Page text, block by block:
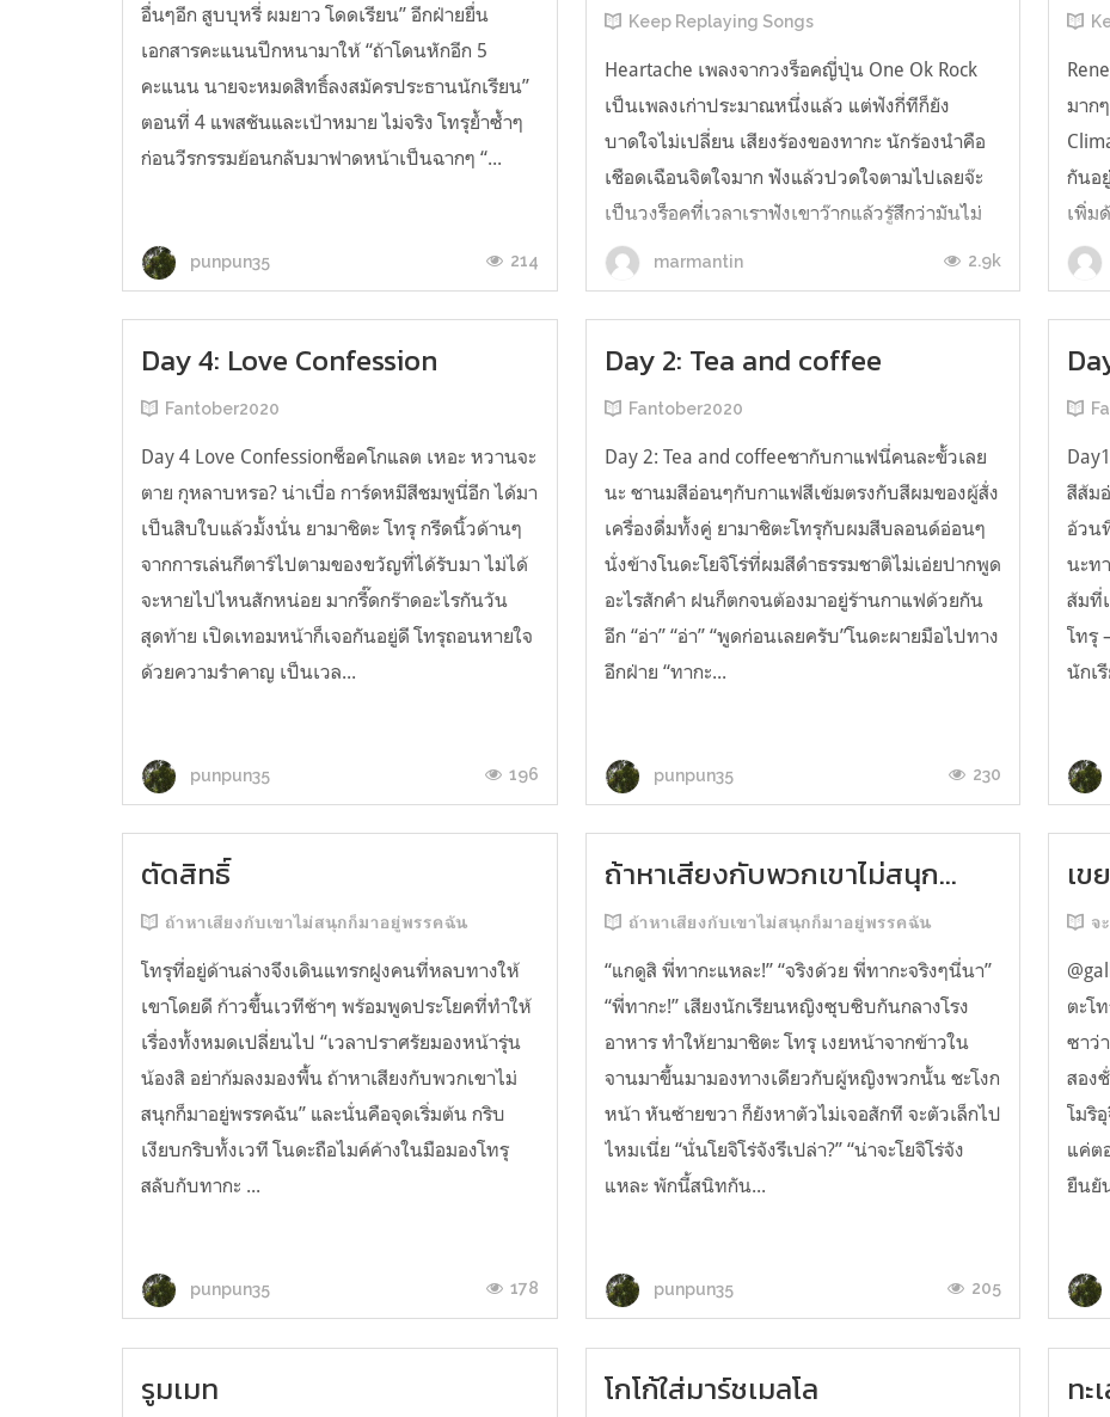
อื่นๆอีก สูบบุหรี่ ผมยาว โดดเรียน” อีกฝ่ายยื่น
เอกสารคะแนนปึกหนามาให้ “ถ้าโดนหักอีก 5
คะแนน นายจะหมดสิทธิ์ลงสมัครประธานนักเรียน”
ตอนที่ 4 แพสชันและเป้าหมาย ไม่จริง โทรุย้ำซ้ำๆ
ก่อนวีรกรรมย้อนกลับมาฟาดหน้าเป็นฉากๆ “...
punpun35 214
Keep Replaying Songs
Heartache เพลงจากวงร็อคญี่ปุ่น One Ok Rock
เป็นเพลงเก่าประมาณหนึ่งแล้ว แต่ฟังกี่ทีก็ยัง
บาดใจไม่เปลี่ยน เสียงร้องของทากะ นักร้องนำคือ
เชือดเฉือนจิตใจมาก ฟังแล้วปวดใจตามไปเลยจ๊ะ
เป็นวงร็อคที่เวลาเราฟังเขาว๊ากแล้วรู้สึกว่ามันไม่
หนวกหูอะ ให้ความรู้สึกเหมือนเวลาเราฟังวง
Linkin Park ร้องเพลงเลย เราว่าเพลงข...
marmantin 2.9k
มาก
กันอ
เพิ่ม
เกี่ย
เรื่อ
Day 4: Love Confession
Fantober2020
Day 4 Love Confessionช็อคโกแลต เหอะ หวานจะ
ตาย กุหลาบหรอ? น่าเบื่อ การ์ดหมีสีชมพูนี่อีก ได้มา
เป็นสิบใบแล้วมั้งนั่น ยามาชิตะ โทรุ กรีดนิ้วด้านๆ
จากการเล่นกีตาร์ไปตามของขวัญที่ได้รับมา ไม่ได้
จะหายไปไหนสักหน่อย มากรี๊ดกร๊าดอะไรกันวัน
สุดท้าย เปิดเทอมหน้าก็เจอกันอยู่ดี โทรุถอนหายใจ
ด้วยความรำคาญ เป็นเวล...
punpun35 196
Day 2: Tea and coffee
Fantober2020
Day 2: Tea and coffeeชากับกาแฟนี่คนละขั้วเลย
นะ ชานมสีอ่อนๆกับกาแฟสีเข้มตรงกับสีผมของผู้สั่ง
เครื่องดื่มทั้งคู่ ยามาชิตะโทรุกับผมสีบลอนด์อ่อนๆ
นั่งข้างโนดะโยจิโร่ที่ผมสีดำธรรมชาติไม่เอ่ยปากพูด
อะไรสักคำ ฝนก็ตกจนต้องมาอยู่ร้านกาแฟด้วยกัน
อีก “อ่า” “อ่า” “พูดก่อนเลยครับ”โนดะผายมือไปทาง
อีกฝ่าย “ทากะ...
punpun35 230
สีส้ม
อ้วน
นะท
ส้มที่
โทรุ
นักเ
ตัดสิทธิ์
ถ้าหาเสียงกับเขาไม่สนุกก็มาอยู่พรรคฉัน
โทรุที่อยู่ด้านล่างจึงเดินแทรกฝูงคนที่หลบทางให้
เขาโดยดี ก้าวขึ้นเวทีช้าๆ พร้อมพูดประโยคที่ทำให้
เรื่องทั้งหมดเปลี่ยนไป “เวลาปราศรัยมองหน้ารุ่น
น้องสิ อย่าก้มลงมองพื้น ถ้าหาเสียงกับพวกเขาไม่
สนุกก็มาอยู่พรรคฉัน” และนั่นคือจุดเริ่มต้น กริบ
เงียบกริบทั้งเวที โนดะถือไมค์ค้างในมือมองโทรุ
สลับกับทากะ ...
punpun35 178
ถ้าหาเสียงกับพวกเขาไม่สนุก...
ถ้าหาเสียงกับเขาไม่สนุกก็มาอยู่พรรคฉัน
“แกดูสิ พี่ทากะแหละ!” “จริงด้วย พี่ทากะจริงๆนี่นา”
“พี่ทากะ!” เสียงนักเรียนหญิงซุบซิบกันกลางโรง
อาหาร ทำให้ยามาชิตะ โทรุ เงยหน้าจากข้าวใน
จานมาขึ้นมามองทางเดียวกับผู้หญิงพวกนั้น ชะโงก
หน้า หันซ้ายขวา ก็ยังหาตัวไม่เจอสักที จะตัวเล็กไป
ไหมเนี่ย “นั่นโยจิโร่จังรึเปล่า?” “น่าจะโยจิโร่จัง
แหละ พักนี้สนิทกัน...
punpun35 205
เข
จ
ตะโ
ซาว่
สอง
โมริ
แค่ต
ยืนยั
รูมเมท โกโก้ใส่มาร์ชเมลโล ทะ